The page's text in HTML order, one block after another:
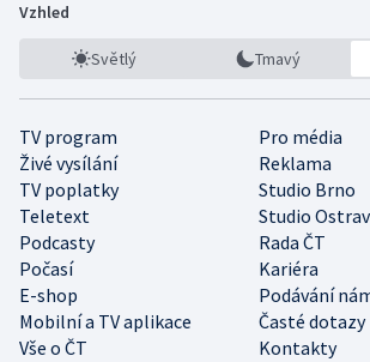
Vzhled
Světlý Tmavý
TV program
Pro média
Živé vysílání
Reklama
TV poplatky
Studio Brno
Teletext
Studio
Podcasty
Rada ČT
Počasí
Kariéra
E-shop
Podávání
Mobilní a TV aplikace
Časté dotazy
Vše o ČT
Kontakty